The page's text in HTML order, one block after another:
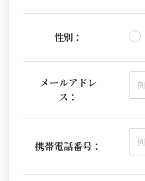
性別：
メールアドレ
ス：
携帯電話番号：